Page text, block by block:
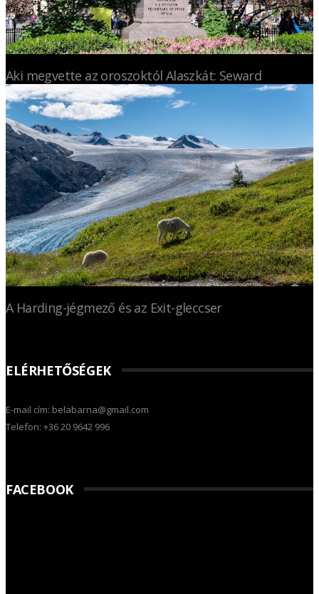
Aki megvette az oroszoktól Alaszkát: Seward
A Harding-jégmező és az Exit-gleccser
ELÉRHETŐSÉGEK
E-mail cím: belabarna@gmail.com
Telefon: +36 20 9642 996
FACEBOOK